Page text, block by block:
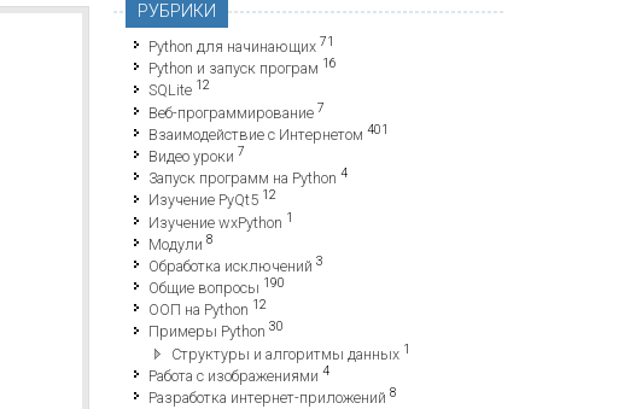
РУБРИКИ
Python для начинающих 71
Python и запуск програм 16
SQLite 12
Веб-программирование 7
Взаимодействие с Интернетом 401
Видео уроки 7
Запуск программ на Python 4
Изучение PyQt5 12
Изучение wxPython 1
Модули 8
Обработка исключений 3
Общие вопросы 190
ООП на Python 12
Примеры Python 30
Структуры и алгоритмы данных 1
Работа с изображениями 4
Разработка интернет-приложений 8